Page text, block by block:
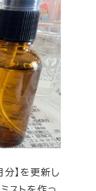
】を更新し